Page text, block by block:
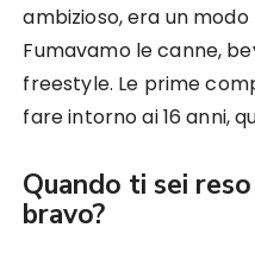
ambizioso, era un
Fumavamo le canne,
freestyle. Le prime
fare intorno ai 16 anni,
Quando ti sei
bravo?